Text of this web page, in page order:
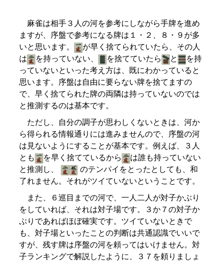
麻雀は相手３人の河を参考にしながら手牌を進め
ますが、序盤で参考になる牌は１・２、８・９が多
いと思います。
が早く捨てられていたら、その人
は
を持っていない、 を捨てていたら と
を持
っていないといった考え方は、既にわかっていると
思います。序盤は自由に要らない牌を捨てますの
で、早く捨てられた牌の両隣は持っていないのでは
と推測するのは基本です。
ただし、自分の調子が思わしくないときは、河か
ら得られる情報通りには進みませんので、序盤の河
は見ないようにすることが基本です。例えば、３人
とも
を早く捨てているから
は誰も持っていない
と推測し、
のテンパイをとったとしても、和
了れません。それがツイていないということです。
また、６巡目までの河で、一人二人が対子かぶり
をしていれば、それは対子場です。３か７の対子か
ぶりであればほぼ確実です。ツイていないときで
も、対子場といったことの判断は共通認識でいいで
すが、残す牌は序盤の河を頼ってはいけません。対
子ランキングで解説したように、３７を頼りましょ